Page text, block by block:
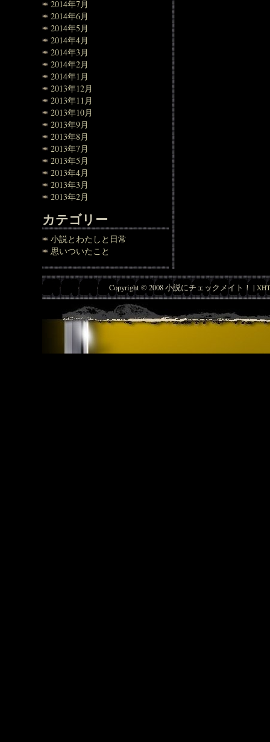
2014年7月
2014年6月
2014年5月
2014年4月
2014年3月
2014年2月
2014年1月
2013年12月
2013年11月
2013年10月
2013年9月
2013年8月
2013年7月
2013年5月
2013年4月
2013年3月
2013年2月
カテゴリー
小説とわたしと日常
思いついたこと
Copyright © 2008 小説にチェックメイト！ |